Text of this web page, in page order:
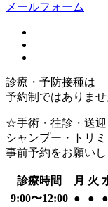
メールフォーム
診療・予防接種は
予約制ではありませ
☆手術・往診・送迎
シャンプー・トリ
事前予約をお願い
診療時間 月 火
9:00〜12:00 ● ● ●